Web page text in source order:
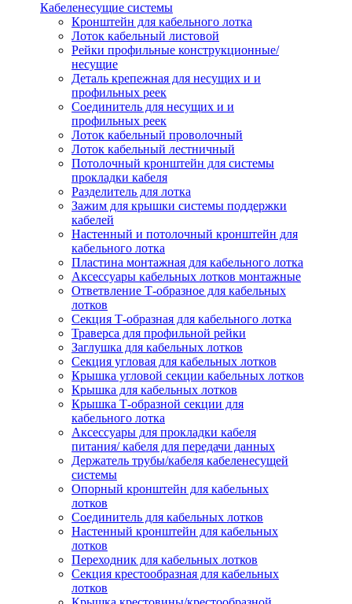
Кабеленесущие системы
Кронштейн для кабельного лотка
Лоток кабельный листовой
Рейки профильные конструкционные/
несущие
Деталь крепежная для несущих и и
профильных реек
Соединитель для несущих и и
профильных реек
Лоток кабельный проволочный
Лоток кабельный лестничный
Потолочный кронштейн для системы
прокладки кабеля
Разделитель для лотка
Зажим для крышки системы поддержки
кабелей
Настенный и потолочный кронштейн для
кабельного лотка
Пластина монтажная для кабельного лотка
Аксессуары кабельных лотков монтажные
Ответвление Т-образное для кабельных
лотков
Секция Т-образная для кабельного лотка
Траверса для профильной рейки
Заглушка для кабельных лотков
Секция угловая для кабельных лотков
Крышка угловой секции кабельных лотков
Крышка для кабельных лотков
Крышка Т-образной секции для
кабельного лотка
Аксессуары для прокладки кабеля
питания/ кабеля для передачи данных
Держатель трубы/кабеля кабеленесущей
системы
Опорный кронштейн для кабельных
лотков
Соединитель для кабельных лотков
Настенный кронштейн для кабельных
лотков
Переходник для кабельных лотков
Секция крестообразная для кабельных
лотков